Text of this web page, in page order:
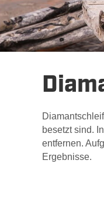
besetzt sind.
entfernen.
Ergebnisse.